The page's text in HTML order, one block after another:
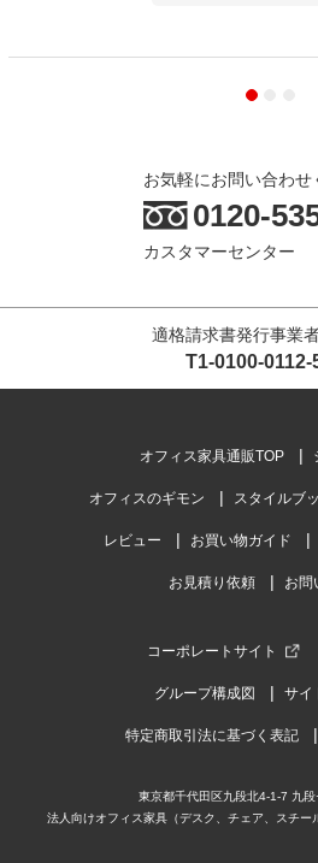
お気軽にお問い合わせ
0120-
カスタマーセンター
適格請求書発行事業
T1-0100-0112-
オフィス家具通販TOP
オフィスのギモン スタイルブ
レビュー お買い物ガイド
お見積り依頼 お問
コーポレートサイト
グループ構成図 サイ
特定商取引法に基づく表記
東京都千代田区九段北4-1-7 九
法人向けオフィス家具（デスク、チェア、スチー